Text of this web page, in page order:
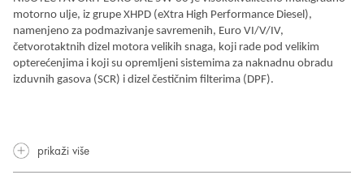
motorno ulje, iz grupe XHPD (eXtra High Performance Diesel),
namenjeno za podmazivanje savremenih, Euro VI/V/IV,
četvorotaktnih dizel motora velikih snaga, koji rade pod velikim
opterećenjima i koji su opremljeni sistemima za naknadnu obradu
izduvnih gasova (SCR) i dizel čestičnim filterima (DPF).
prikaži više